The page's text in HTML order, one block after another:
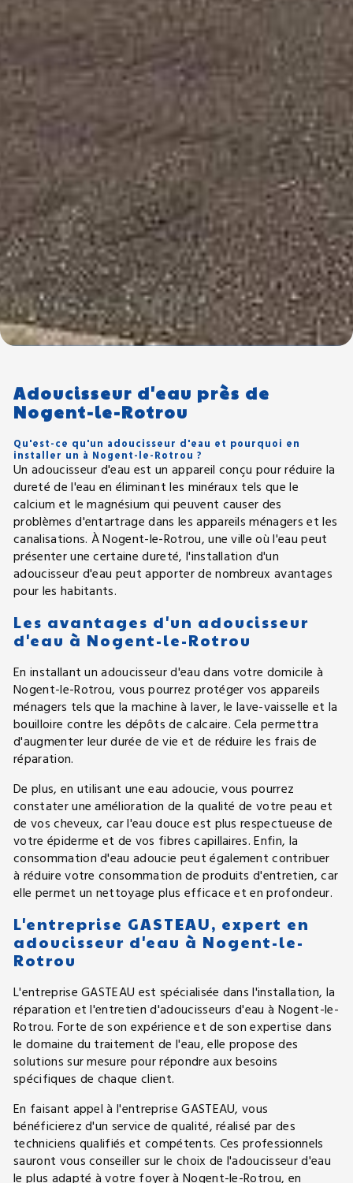
Adoucisseur d'eau près de
Nogent-le-Rotrou
Qu'est-ce qu'un adoucisseur d'eau et pourquoi en
installer un à Nogent-le-Rotrou ?
Un adoucisseur d'eau est un appareil conçu pour réduire la
dureté de l'eau en éliminant les minéraux tels que le
calcium et le magnésium qui peuvent causer des
problèmes d'entartrage dans les appareils ménagers et les
canalisations. À Nogent-le-Rotrou, une ville où l'eau peut
présenter une certaine dureté, l'installation d'un
adoucisseur d'eau peut apporter de nombreux avantages
pour les habitants.
Les avantages d'un adoucisseur
d'eau à Nogent-le-Rotrou
En installant un adoucisseur d'eau dans votre domicile à
Nogent-le-Rotrou, vous pourrez protéger vos appareils
ménagers tels que la machine à laver, le lave-vaisselle et la
bouilloire contre les dépôts de calcaire. Cela permettra
d'augmenter leur durée de vie et de réduire les frais de
réparation.
De plus, en utilisant une eau adoucie, vous pourrez
constater une amélioration de la qualité de votre peau et
de vos cheveux, car l'eau douce est plus respectueuse de
votre épiderme et de vos fibres capillaires. Enfin, la
consommation d'eau adoucie peut également contribuer
à réduire votre consommation de produits d'entretien, car
elle permet un nettoyage plus efficace et en profondeur.
L'entreprise GASTEAU, expert en
adoucisseur d'eau à Nogent-le-
Rotrou
L'entreprise GASTEAU est spécialisée dans l'installation, la
réparation et l'entretien d'adoucisseurs d'eau à Nogent-le-
Rotrou. Forte de son expérience et de son expertise dans
le domaine du traitement de l'eau, elle propose des
solutions sur mesure pour répondre aux besoins
spécifiques de chaque client.
En faisant appel à l'entreprise GASTEAU, vous
bénéficierez d'un service de qualité, réalisé par des
techniciens qualifiés et compétents. Ces professionnels
sauront vous conseiller sur le choix de l'adoucisseur d'eau